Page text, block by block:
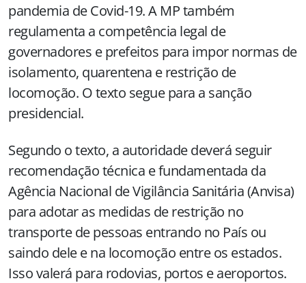
pandemia de Covid-19. A MP também
regulamenta a competência legal de
governadores e prefeitos para impor normas de
isolamento, quarentena e restrição de
locomoção. O texto segue para a sanção
presidencial.
Segundo o texto, a autoridade deverá seguir
recomendação técnica e fundamentada da
Agência Nacional de Vigilância Sanitária (Anvisa)
para adotar as medidas de restrição no
transporte de pessoas entrando no País ou
saindo dele e na locomoção entre os estados.
Isso valerá para rodovias, portos e aeroportos.